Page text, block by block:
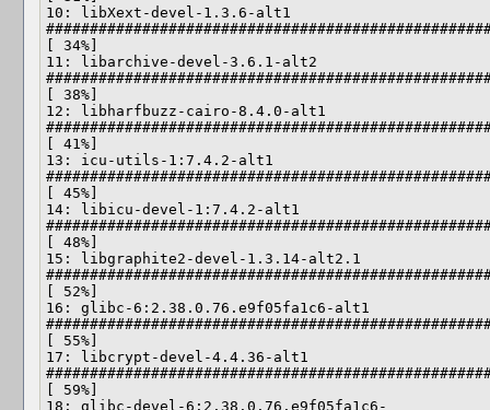
10: libXext-devel-1.3.6-alt1
[ 34%]
11: libarchive-devel-3.6.1-alt2
[ 38%]
12: libharfbuzz-cairo-8.4.0-alt1
[ 41%]
13: icu-utils-1:7.4.2-alt1
[ 45%]
14: libicu-devel-1:7.4.2-alt1
[ 48%]
15: libgraphite2-devel-1.3.14-alt2.1
[ 52%]
16: glibc-6:2.38.0.76.e9f05fa1c6-alt1
[ 55%]
17: libcrypt-devel-4.4.36-alt1
[ 59%]
18: glibc-devel-6:2.38.0.76.e9f05fa1c6-